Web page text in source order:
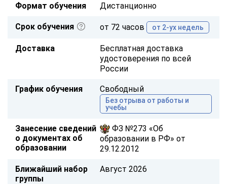
Формат обучения Дистанционно
Срок обучения от 72 часов от 2-ух недель
Доставка
Бесплатная доставка
удостоверения по всей
России
График обучения Свободный
Без отрыва от работы и
учебы
Занесение сведений
о документах об
образовании
ФЗ №273 «Об
образовании в РФ» от
29.12.2012
Ближайший набор
группы
Август 2026